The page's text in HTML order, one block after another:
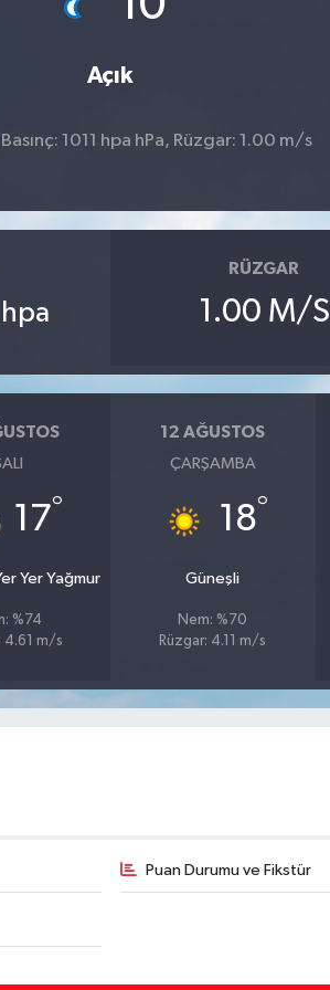
Açık
1011 hpa hPa, Rüzgar: 1.00 m/s
hpa
RÜZGAR
1.00 M/S
17°
Yer Yağmur
%74
4.61 m/s
12 AĞUSTOS
ÇARŞAMBA
18°
Güneşli
Nem: %70
Rüzgar: 4.11 m/s
Puan Durumu ve Fikstür